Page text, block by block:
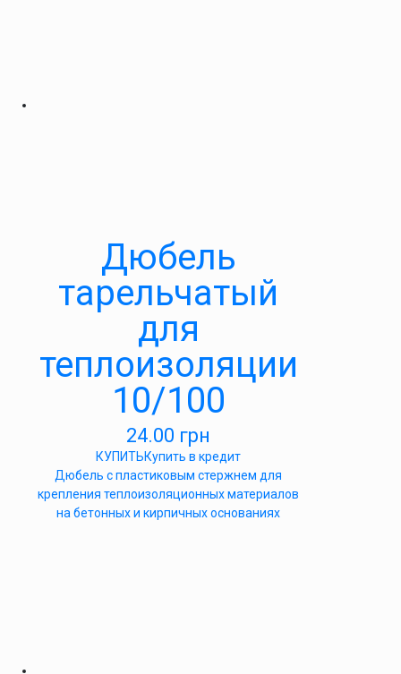
Дюбель
тарельчатый
для
теплоизоляции
10/100
24.00 грн
КУПИТЬКупить в кредит
Дюбель с пластиковым стержнем для
крепления теплоизоляционных материалов
на бетонных и кирпичных основаниях